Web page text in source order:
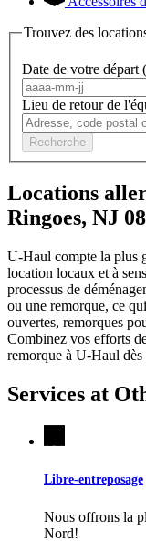
Trouvez des
Date de votre départ
Lieu de retour de
Recherche
Locations
Ringoes, NJ
U-Haul compte la plus
location locaux et à
processus de
ou une remorque, ce
ouvertes, remorques
Combinez vos efforts
remorque à U-Haul
Services at
Libre-entreposage
Nous offrons la
Nord!